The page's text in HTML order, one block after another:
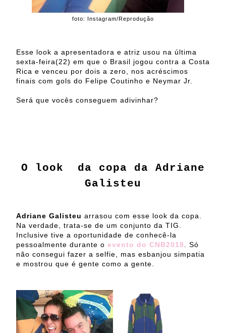
foto: Instagram/Reprodução
Esse look a apresentadora e atriz usou na última
sexta-feira(22) em que o Brasil jogou contra a Costa
Rica e venceu por dois a zero, nos acréscimos
finais com gols do Felipe Coutinho e Neymar Jr.
Será que vocês conseguem adivinhar?
O look da copa da Adriane
Galisteu
Adriane Galisteu arrasou com esse look da copa.
Na verdade, trata-se de um conjunto da TIG.
Inclusive tive a oportunidade de conhecê-la
pessoalmente durante o evento do CNB2018
. Só
não consegui fazer a selfie, mas esbanjou simpatia
e mostrou que é gente como a gente.